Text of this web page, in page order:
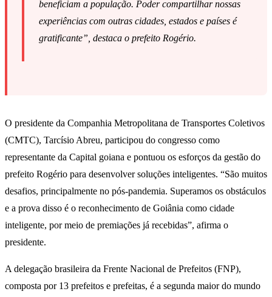
beneficiam a população. Poder compartilhar nossas
experiências com outras cidades, estados e países é
gratificante”, destaca o prefeito Rogério.
O presidente da Companhia Metropolitana de Transportes Coletivos
(CMTC), Tarcísio Abreu, participou do congresso como
representante da Capital goiana e pontuou os esforços da gestão do
prefeito Rogério para desenvolver soluções inteligentes. “São muitos
desafios, principalmente no pós-pandemia. Superamos os obstáculos
e a prova disso é o reconhecimento de Goiânia como cidade
inteligente, por meio de premiações já recebidas”, afirma o
presidente.
A delegação brasileira da Frente Nacional de Prefeitos (FNP),
composta por 13 prefeitos e prefeitas, é a segunda maior do mundo